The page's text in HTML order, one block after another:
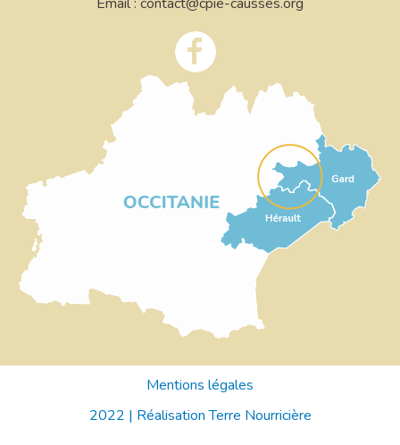
Mentions légales
2022 | Réalisation Terre Nourricière